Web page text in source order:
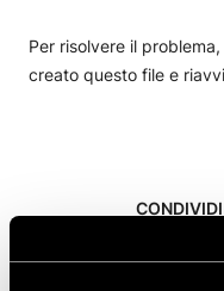
Per risolvere il
creato questo file e